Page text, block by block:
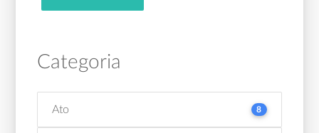
Categoria
Ato 8